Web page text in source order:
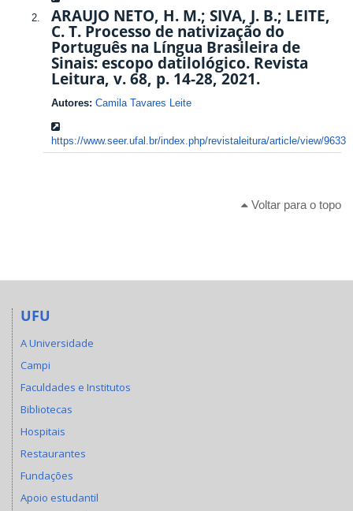
ARAUJO NETO, H. M.; SIVA, J. B.; LEITE,
C. T. Processo de nativização do
Português na Língua Brasileira de
Sinais: escopo datilológico. Revista
Leitura, v. 68, p. 14-28, 2021.
Autores: Camila Tavares Leite
https://www.seer.ufal.br/index.php/revistaleitura/article/view/9633
Voltar para o topo
UFU
A Universidade
Campi
Faculdades e Institutos
Bibliotecas
Hospitais
Restaurantes
Fundações
Apoio estudantil